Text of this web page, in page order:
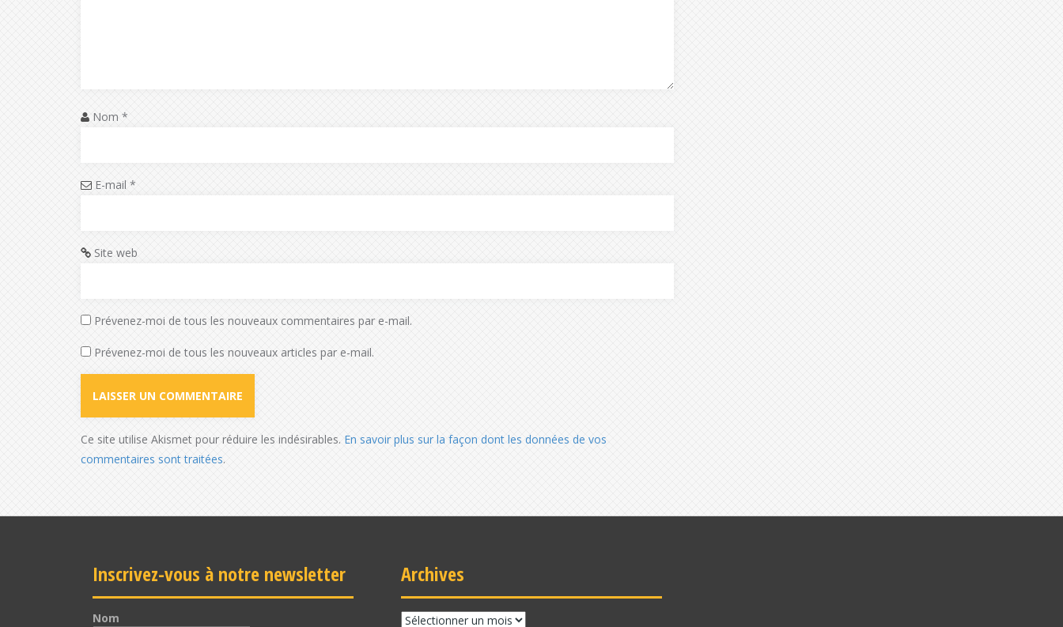
Nom *
E-mail *
Site web
Prévenez-moi de tous les nouveaux commentaires par e-mail.
Prévenez-moi de tous les nouveaux articles par e-mail.
Ce site utilise Akismet pour réduire les indésirables. En savoir plus sur la façon dont les données de vos
commentaires sont traitées.
Inscrivez-vous à notre newsletter
Nom
Archives
Archives